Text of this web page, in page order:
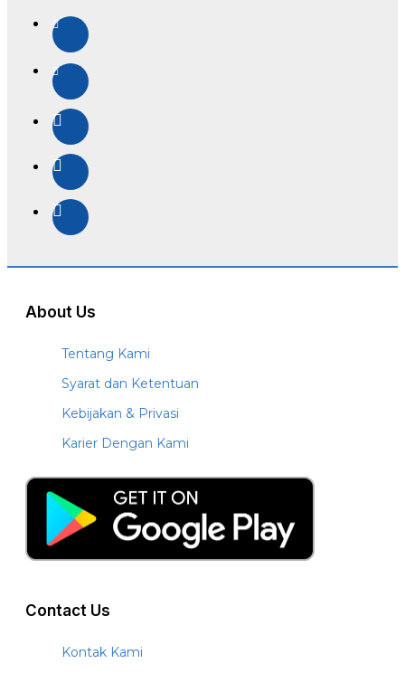
About Us
Tentang Kami
Syarat dan Ketentuan
Kebijakan & Privasi
Karier Dengan Kami
Contact Us
Kontak Kami